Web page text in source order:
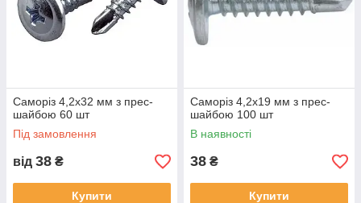
Саморіз 4,2х32 мм з прес-
шайбою 60 шт
Під замовлення
від 38 ₴
Купити
Саморіз 4,2х19 мм з прес-
шайбою 100 шт
В наявності
38 ₴
Купити